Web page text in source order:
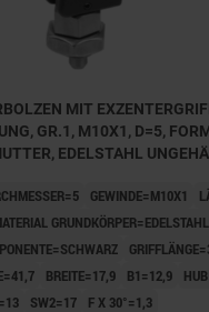
MIT
GR.1, M10X1, D=5,
EDELSTAHL
GEWINDE=M10X1
GRUNDKÖRPER=EDELSTAHL
BREITE=17,9 B1=12,9
SW2=17 F X 30°=1,3